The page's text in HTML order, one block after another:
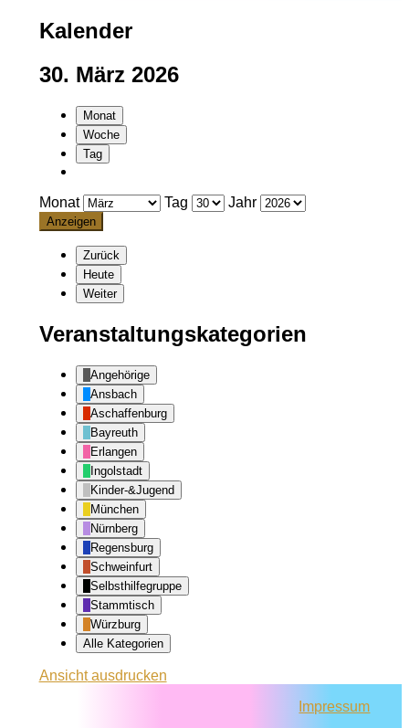
Kalender
30. März 2026
Monat
Woche
Tag
Monat Tag Jahr
Zurück
Heute
Weiter
Veranstaltungskategorien
Angehörige
Ansbach
Aschaffenburg
Bayreuth
Erlangen
Ingolstadt
Kinder-&Jugend
München
Nürnberg
Regensburg
Schweinfurt
Selbsthilfegruppe
Stammtisch
Würzburg
Alle Kategorien
Ansichtausdrucken
Impressum